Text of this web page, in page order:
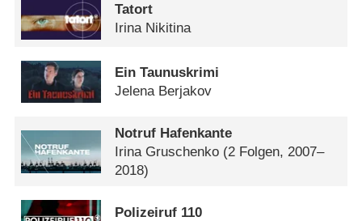
Tatort
Irina Nikitina
Ein Taunuskrimi
Jelena Berjakov
Notruf Hafenkante
Irina Gruschenko (2 Folgen, 2007–
2018)
Polizeiruf 110